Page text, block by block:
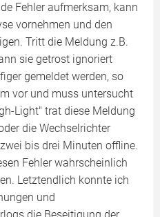
Fehler aufmerksam, kann
vornehmen und den
Tritt die Meldung z.B.
sie getrost ignoriert
gemeldet werden, so
vor und muss untersucht
Light" trat diese Meldung
die Wechselrichter
bis drei Minuten offline.
Fehler wahrscheinlich
Letztendlich konnte ich
und